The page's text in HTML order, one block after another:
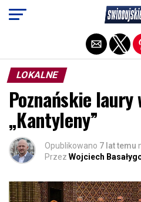
LOKALNE
Poznańskie
„Kantyleny”
Opublikowano 7 lat temu
Przez Wojciech
Exit mobile